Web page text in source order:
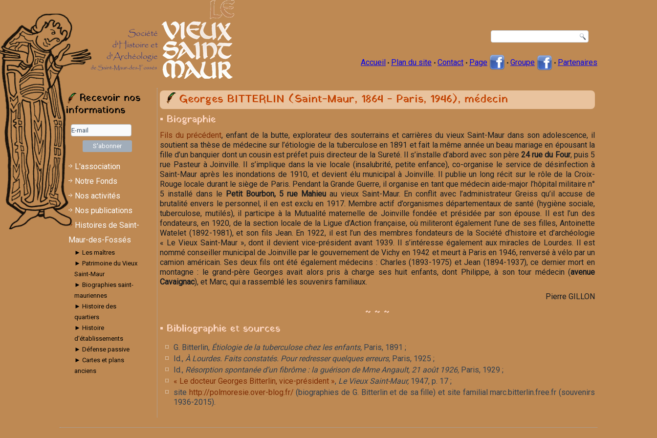
Accueil • Plan du site • Contact • Page • Groupe • Partenaires
Recevoir nos
informations
L'association
Notre Fonds
Nos activités
Nos publications
Histoires de Saint-
Maur-des-Fossés
► Les maîtres
► Patrimoine du Vieux
Saint-Maur
► Biographies saint-
mauriennes
► Histoire des
quartiers
► Histoire
d'établissements
► Défense passive
► Cartes et plans
anciens
Georges BITTERLIN (Saint-Maur, 1864 - Paris, 1946), médecin
▪ Biographie
Fils du précédent, enfant de la butte, explorateur des souterrains et carrières du vieux Saint-Maur dans son adolescence, il
soutient sa thèse de médecine sur l’étiologie de la tuberculose en 1891 et fait la même année un beau mariage en épousant la
fille d’un banquier dont un cousin est préfet puis directeur de la Sureté. Il s’installe d’abord avec son père 24 rue du Four, puis 5
rue Pasteur à Joinville. Il s’implique dans la vie locale (insalubrité, petite enfance), co-organise le service de désinfection à
Saint-Maur après les inondations de 1910, et devient élu municipal à Joinville. Il publie un long récit sur le rôle de la Croix-
Rouge locale durant le siège de Paris. Pendant la Grande Guerre, il organise en tant que médecin aide-major l’hôpital militaire n°
5 installé dans le Petit Bourbon, 5 rue Mahieu au vieux Saint-Maur. En conflit avec l’administrateur Greiss qu’il accuse de
brutalité envers le personnel, il en est exclu en 1917. Membre actif d’organismes départementaux de santé (hygiène sociale,
tuberculose, mutilés), il participe à la Mutualité maternelle de Joinville fondée et présidée par son épouse. Il est l’un des
fondateurs, en 1920, de la section locale de la Ligue d’Action française, où militeront également l’une de ses filles, Antoinette
Watelet (1892-1981), et son fils Jean. En 1922, il est l’un des membres fondateurs de la Société d’histoire et d’archéologie
« Le Vieux Saint-Maur », dont il devient vice-président avant 1939. Il s’intéresse également aux miracles de Lourdes. Il est
nommé conseiller municipal de Joinville par le gouvernement de Vichy en 1942 et meurt à Paris en 1946, renversé à vélo par un
camion américain. Ses deux fils ont été également médecins : Charles (1893-1975) et Jean (1894-1937), ce dernier mort en
montagne : le grand-père Georges avait alors pris à charge ses huit enfants, dont Philippe, à son tour médecin (avenue
Cavaignac), et Marc, qui a rassemblé les souvenirs familiaux.
Pierre GILLON
~ ~ ~
▪ Bibliographie et sources
G. Bitterlin, Étiologie de la tuberculose chez les enfants, Paris, 1891 ;
Id., À Lourdes. Faits constatés. Pour redresser quelques erreurs, Paris, 1925 ;
Id., Résorption spontanée d’un fibrôme : la guérison de Mme Angault, 21 août 1926, Paris, 1929 ;
« Le docteur Georges Bitterlin, vice-président », Le Vieux Saint-Maur, 1947, p. 17 ;
site http://polmoresie.over-blog.fr/ (biographies de G. Bitterlin et de sa fille) et site familial marc.bitterlin.free.fr (souvenirs
1936-2015).